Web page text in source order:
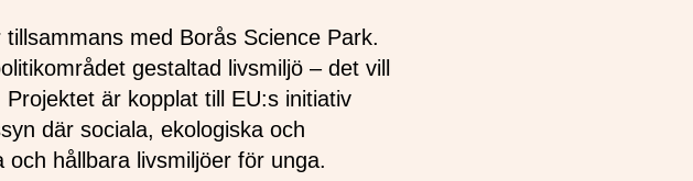
med Borås Science Park.
gestaltad livsmiljö – det vill
är kopplat till EU:s initiativ
där sociala, ekologiska och
hållbara livsmiljöer för unga.